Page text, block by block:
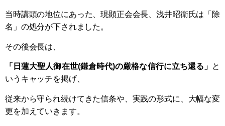
当時講頭の地位にあった、現顕正会会長、浅井昭衛氏は「除
名」の処分が下されました。
その後会長は、
「日蓮大聖人御在世(鎌倉時代)の厳格な信行に立ち還る」 と
いうキャッチを掲げ、
従来から守られ続けてきた信条や、実践の形式に、大幅な変
更を加えていきます。